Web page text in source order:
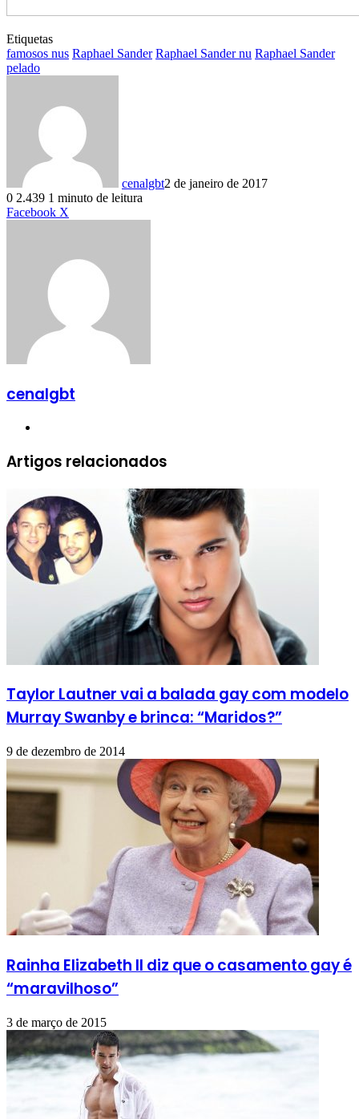
Etiquetas
famosos nus Raphael Sander Raphael Sander nu Raphael Sander
pelado
cenalgbt2 de janeiro de 2017
0 2.439 1 minuto de leitura
Facebook X
cenalgbt
Artigos relacionados
Taylor Lautner vai a balada gay com modelo
Murray Swanby e brinca: “Maridos?”
9 de dezembro de 2014
Rainha Elizabeth II diz que o casamento gay é
“maravilhoso”
3 de março de 2015